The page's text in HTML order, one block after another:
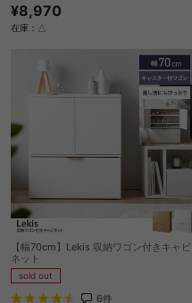
¥8,970
在庫：△
【幅70cm】Lekis 収納ワゴン付きキャビ
ネット
sold out
6件